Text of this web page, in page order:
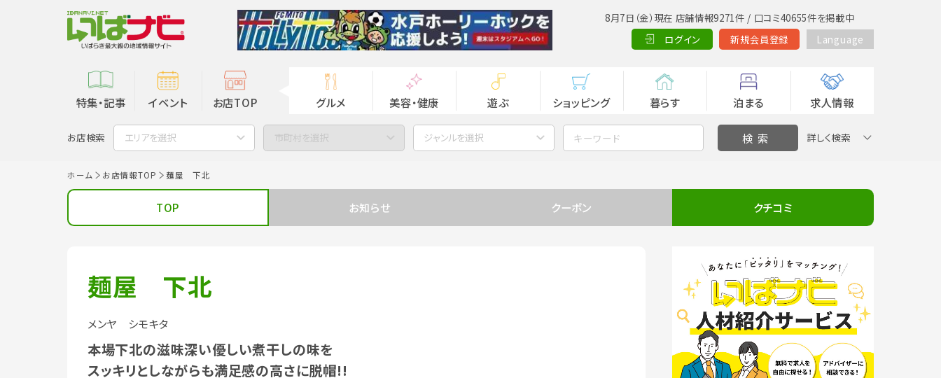
8月7日（金）現在 店舗情報9271件 / 口コミ40655件を掲載中
ログイン
新規会員登録 Language
特集・記事 イベント お店TOP グルメ 美容・健康 遊ぶ ショッピング 暮らす 泊まる 求人情報
お店検索 エリアを選択 市町村を選択 ジャンルを選択 詳しく検索
ホーム お店情報TOP 麺屋 下北
TOP お知らせ クーポン クチコミ
麺屋 下北
メンヤ シモキタ
本場下北の滋味深い優しい煮干しの味を
スッキリとしながらも満足感の高さに脱帽!!